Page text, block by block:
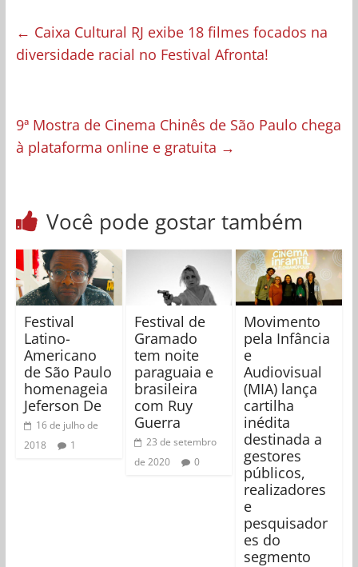
← Caixa Cultural RJ exibe 18 filmes focados na
diversidade racial no Festival Afronta!
9ª Mostra de Cinema Chinês de São Paulo chega
à plataforma online e gratuita →
Você pode gostar também
Festival
Latino-
Americano
de São Paulo
homenageia
Jeferson De
16 de julho de
2018
1
Festival de
Gramado
tem noite
paraguaia e
brasileira
com Ruy
Guerra
23 de setembro
de 2020
0
Movimento
pela Infância
e
Audiovisual
(MIA) lança
cartilha
inédita
destinada a
gestores
públicos,
realizadores
e
pesquisador
es do
segmento